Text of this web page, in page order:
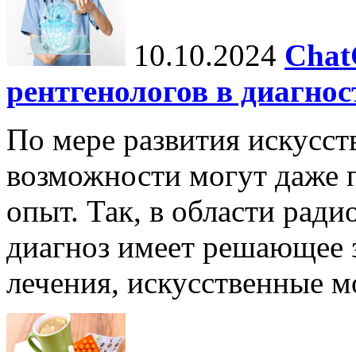
10.10.2024
рентгенологов в
По мере развития
возможности могут даже
опыт. Так, в области
диагноз имеет решающее
лечения, искусственные